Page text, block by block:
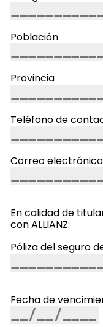
Población
Provincia
Teléfono de
Correo electrónico
En calidad de
con ALLIANZ:
Póliza del seguro
Fecha de